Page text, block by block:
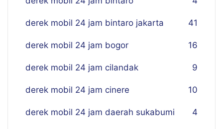
derek mobil 24 jam bintaro jakarta 41
derek mobil 24 jam bogor 16
derek mobil 24 jam cilandak 9
derek mobil 24 jam cinere 10
derek mobil 24 jam daerah sukabumi 4